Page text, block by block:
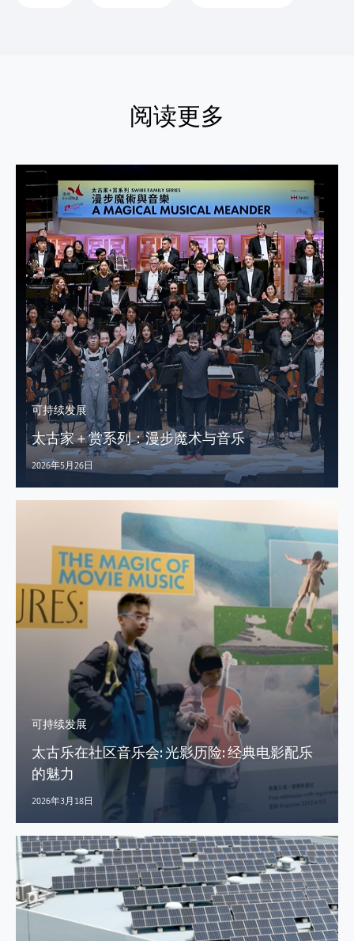
阅读更多
可持续发展
太古家＋赏系列：漫步魔术与音乐
2026年5月26日
可持续发展
太古乐在社区音乐会: 光影历险: 经典电影配乐
的魅力
2026年3月18日